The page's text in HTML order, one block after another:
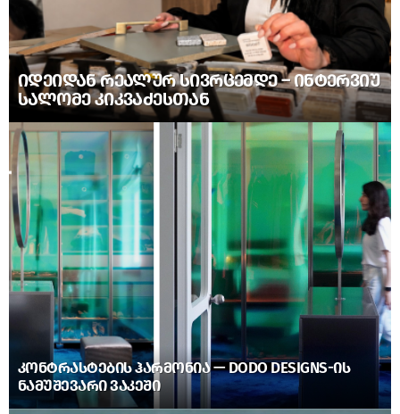
ᲘᲓᲔᲘᲓᲐᲜ ᲠᲔᲐᲚᲣᲠ ᲡᲘᲕᲠᲪᲔᲛᲓᲔ – ᲘᲜᲢᲔᲠᲕᲘᲣ
ᲡᲐᲚᲝᲛᲔ ᲙᲘᲙᲕᲐᲫᲔᲡᲗᲐᲜ
ᲙᲝᲜᲢᲠᲐᲡᲢᲔᲑᲘᲡ ᲰᲐᲠᲛᲝᲜᲘᲐ — DODO DESIGNS-ᲘᲡ
ᲜᲐᲛᲣᲨᲔᲕᲐᲠᲘ ᲕᲐᲙᲔᲨᲘ